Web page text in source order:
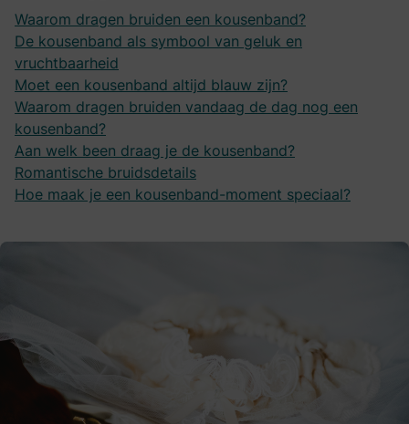
Waarom dragen bruiden een kousenband?
De kousenband als symbool van geluk en
vruchtbaarheid
Moet een kousenband altijd blauw zijn?
Waarom dragen bruiden vandaag de dag nog een
kousenband?
Aan welk been draag je de kousenband?
Romantische bruidsdetails
Hoe maak je een kousenband-moment speciaal?